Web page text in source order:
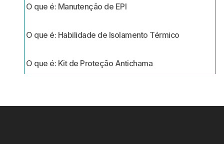
O que é: Manutenção de EPI
O que é: Habilidade de Isolamento Térmico
O que é: Kit de Proteção Antichama